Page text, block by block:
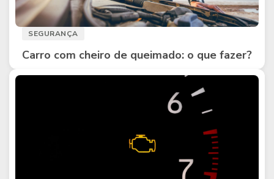
SEGURANÇA
Carro com cheiro de queimado: o que fazer?